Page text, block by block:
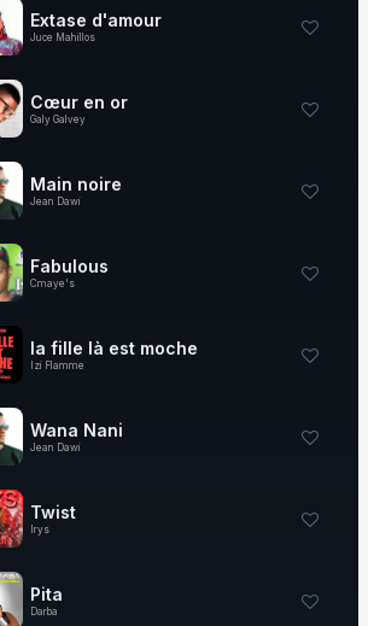
Extase d'amour
Juce Mahillos
Cœur en or
Galy Galvey
Main noire
Jean Dawi
Fabulous
Cmaye's
la fille là est moche
Izi Flamme
Wana Nani
Jean Dawi
Twist
Irys
Pita
Darba